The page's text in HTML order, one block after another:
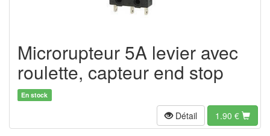
Microrupteur 5A levier avec
roulette, capteur end stop
En stock
Détail 1.90 €